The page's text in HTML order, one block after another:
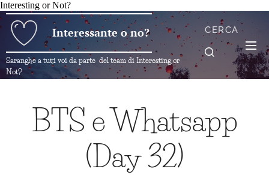
Interesting or Not?
Interessante o no?
Saranghe a tutti voi da parte del team di Interesting or
Not?
CERCA
BTS e Whatsapp
(Day 32)